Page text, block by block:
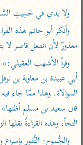
اشترك لتصلك أخبار
راسلنا
ولا يدي في حَمِيتِ
وأنكر أبو حاتم هذه
معذورٌ لأن انفعل قاصر
وقرأ الأشهب العقيلي:»
قال سعيد بن مسلم أظنها»
التجأ، وهذه القراءةُ
والجُّموح: النُّفور